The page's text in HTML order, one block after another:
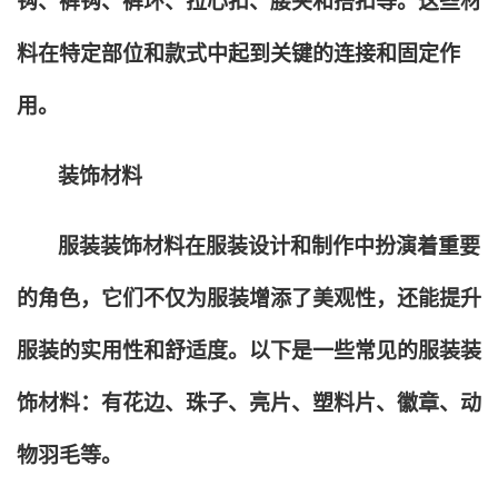
料在特定部位和款式中起到关键的连接和固定作
用。
装饰材料
服装装饰材料在服装设计和制作中扮演着重要
的角色，它们不仅为服装增添了美观性，还能提升
服装的实用性和舒适度。以下是一些常见的服装装
饰材料：有花边、珠子、亮片、塑料片、徽章、动
物羽毛等。